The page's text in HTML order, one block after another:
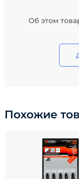
Об этом
Похожие